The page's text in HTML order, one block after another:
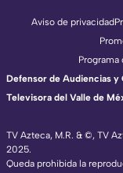
TV Azteca, M.R. & ©, TV
2025.
Queda prohibida la
Aviso de privacidad
Defensor de Audiencias y
Televisora del Valle de